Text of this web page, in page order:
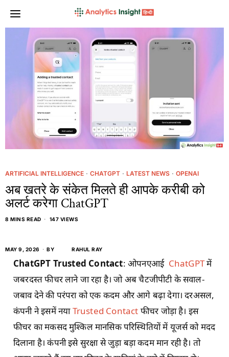
ARTIFICIAL INTELLIGENCE · CHATGPT · LATEST NEWS · OPENAI
अब खतरे के संकेत मिलते ही आपके करीबी को
अलर्ट करेगा ChatGPT
8 MINS READ 147 VIEWS
MAY 9, 2026 BY RAHUL RAY
ChatGPT Trusted Contact: ओपनएआई ChatGPTमें
जबरदस्त फीचर लाने जा रहा है। जो अब चैटजीपीटी के सवाल-
जबाव देने की परंपरा को एक कदम और आगे बढ़ा देगा। दरअसल,
कंपनी ने इसमें नयाTrusted Contact फीचर जोड़ा है। इस
फीचर का मकसद मुश्किल मानसिक परिस्थितियों में यूजर्स को मदद
दिलाना है। कंपनी इसे सुरक्षा से जुड़ा बड़ा कदम मान रही है। तो